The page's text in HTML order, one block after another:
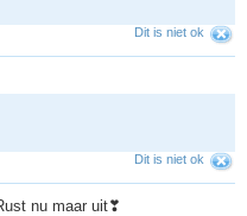
Dit is niet ok
Dit is niet ok
nu maar uit❣